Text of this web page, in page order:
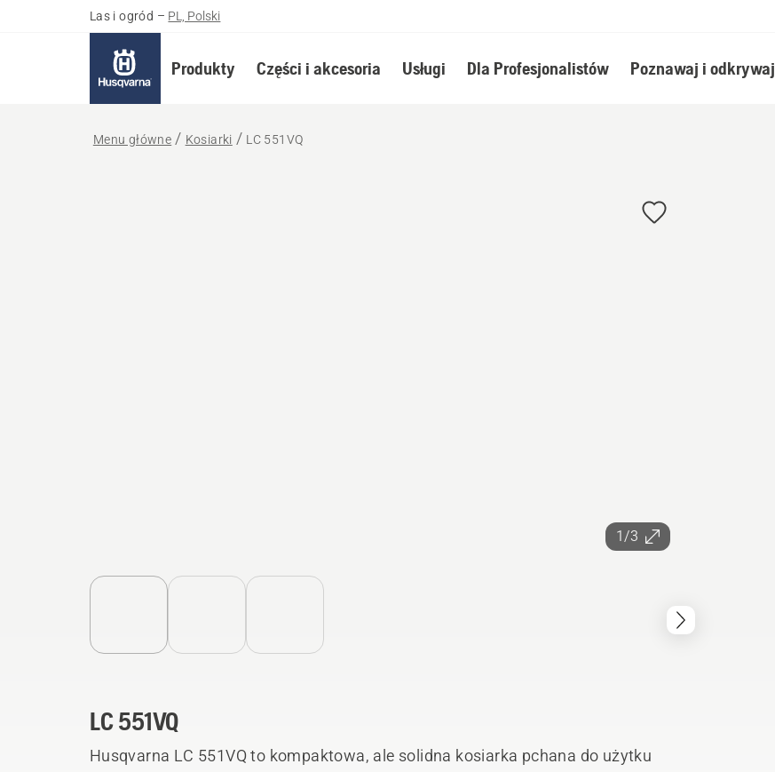
Las i ogród – PL, Polski
Produkty Części i akcesoria Usługi Dla Profesjonalistów Poznawaj i odkrywaj
Menu główne Kosiarki LC 551VQ
1/3
LC 551VQ
Husqvarna LC 551VQ to kompaktowa, ale solidna kosiarka pchana do użytku